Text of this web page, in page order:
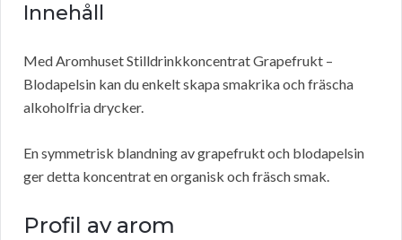
Innehåll
Med Aromhuset Stilldrinkkoncentrat Grapefrukt –
Blodapelsin kan du enkelt skapa smakrika och fräscha
alkoholfria drycker.
En symmetrisk blandning av grapefrukt och blodapelsin
ger detta koncentrat en organisk och fräsch smak.
Profil av arom